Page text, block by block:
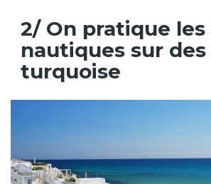
2/ On pratique
nautiques sur des
turquoise